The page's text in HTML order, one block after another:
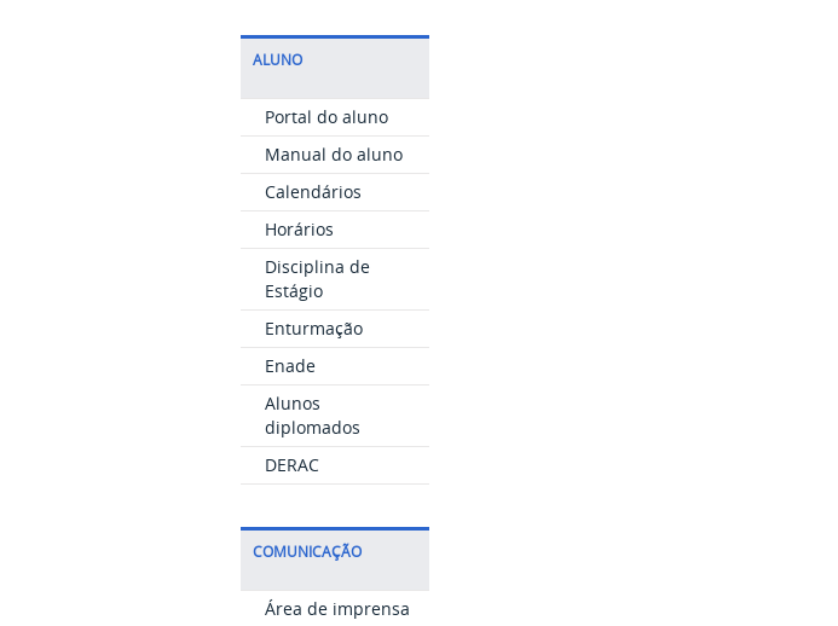
ALUNO
Portal do aluno
Manual do aluno
Calendários
Horários
Disciplina de
Estágio
Enturmação
Enade
Alunos
diplomados
DERAC
COMUNICAÇÃO
Área de imprensa